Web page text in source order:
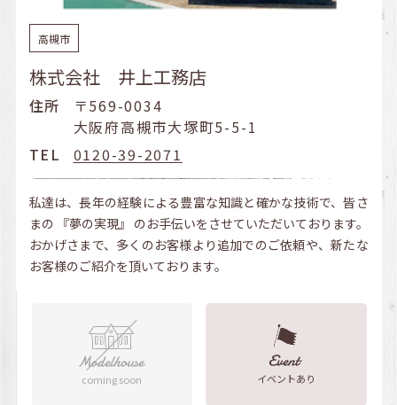
高槻市
株式会社 井上工務店
住所
〒569-0034
大阪府高槻市大塚町5-5-1
TEL
0120-39-2071
私達は、長年の経験による豊富な知識と確かな技術で、皆さ
まの 『夢の実現』 のお手伝いをさせていただいております。
おかげさまで、多くのお客様より追加でのご依頼や、新たな
お客様のご紹介を頂いております。
coming soon イベントあり